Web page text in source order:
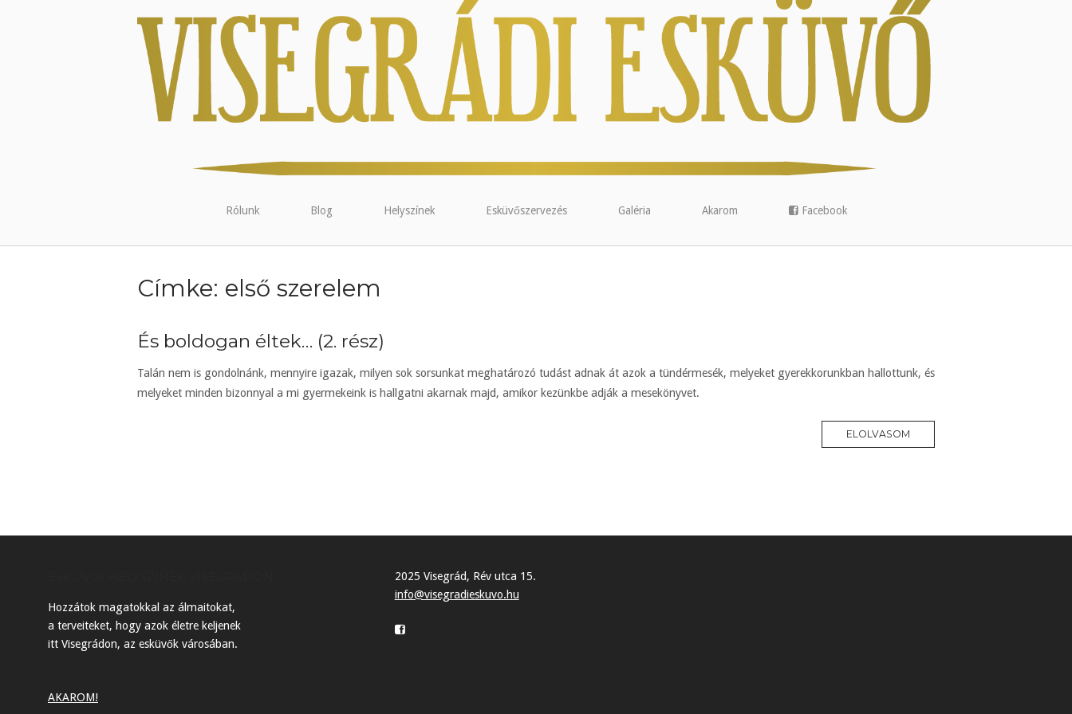
Rólunk Blog Helyszínek Esküvőszervezés Galéria Akarom Facebook
Címke: első szerelem
És boldogan éltek… (2. rész)
Talán nem is gondolnánk, mennyire igazak, milyen sok sorsunkat meghatározó tudást adnak át azok a tündérmesék, melyeket gyerekkorunkban hallottunk, és
melyeket minden bizonnyal a mi gyermekeink is hallgatni akarnak majd, amikor kezünkbe adják a mesekönyvet.
ELOLVASOM
Hozzátok magatokkal az álmaitokat,
a terveiteket, hogy azok életre keljenek
itt Visegrádon, az esküvők városában.
AKAROM!
2025 Visegrád, Rév utca 15.
info@visegradieskuvo.hu